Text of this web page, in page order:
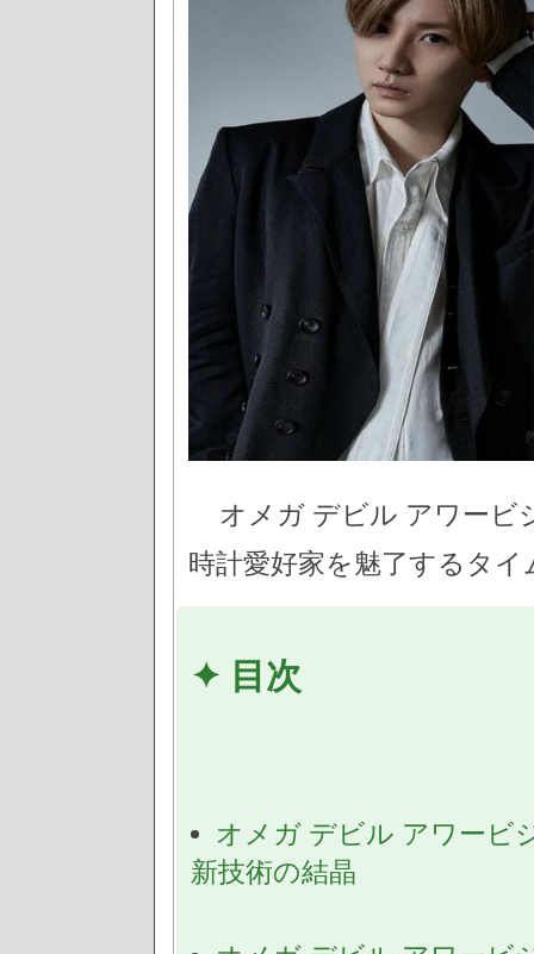
オメガ デビル アワー
時計愛好家を魅了するタ
✦ 目次
オメガ デビル アワービ
新技術の結晶